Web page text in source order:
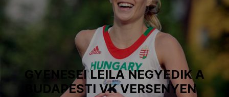
Galéria
Dakar 2026
Los Angeles 2028
GYENESEI LEILA NEGYEDIK A
BUDAPESTI VK VERSENYEN